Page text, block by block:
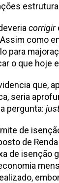
corrigir
como
para
o que hoje
que,
seria
pergunta:
de
de
de isenção